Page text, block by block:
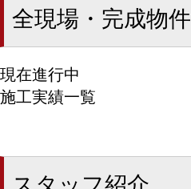
全現場・完成物件
現在進行中
施工実績一覧